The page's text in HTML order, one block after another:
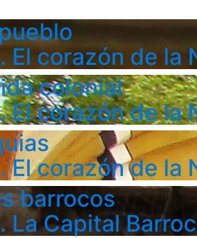
corazón de la
colonial
corazón de la
corazón de la
barrocos
La Capital